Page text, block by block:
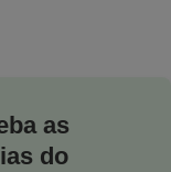
as
do